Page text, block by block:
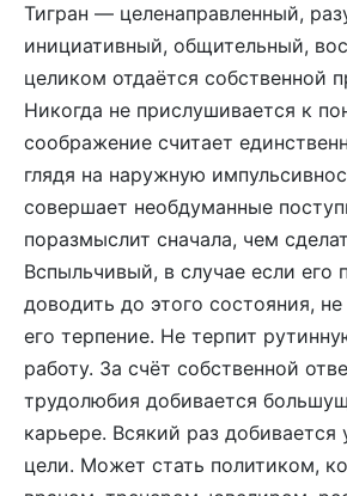
Тигран — целенаправленный,
инициативный, общительный,
целиком отдаётся собственной
Никогда не прислушивается к
соображение считает
глядя на наружную
совершает необдуманные
поразмыслит сначала, чем
Вспыльчивый, в случае если его
доводить до этого состояния,
его терпение. Не терпит
работу. За счёт собственной
трудолюбия добивается
карьере. Всякий раз добивается
цели. Может стать политиком,